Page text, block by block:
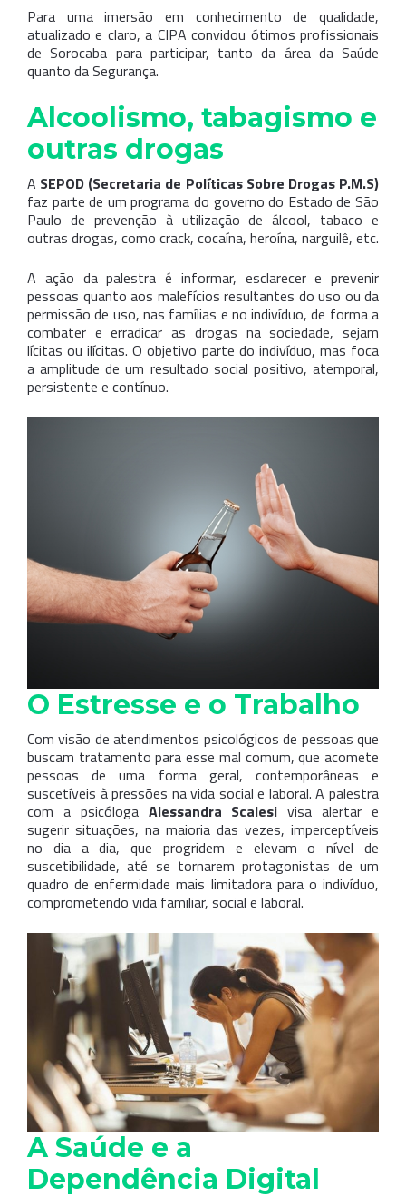
Para uma imersão em conhecimento de qualidade,
atualizado e claro, a CIPA convidou ótimos profissionais
de Sorocaba para participar, tanto da área da Saúde
quanto da Segurança.
Alcoolismo, tabagismo e
outras drogas
A SEPOD (Secretaria de Políticas Sobre Drogas P.M.S)
faz parte de um programa do governo do Estado de São
Paulo de prevenção à utilização de álcool, tabaco e
outras drogas, como crack, cocaína, heroína, narguilê, etc.
A ação da palestra é informar, esclarecer e prevenir
pessoas quanto aos malefícios resultantes do uso ou da
permissão de uso, nas famílias e no indivíduo, de forma a
combater e erradicar as drogas na sociedade, sejam
lícitas ou ilícitas. O objetivo parte do indivíduo, mas foca
a amplitude de um resultado social positivo, atemporal,
persistente e contínuo.
O Estresse e o Trabalho
Com visão de atendimentos psicológicos de pessoas que
buscam tratamento para esse mal comum, que acomete
pessoas de uma forma geral, contemporâneas e
suscetíveis à pressões na vida social e laboral. A palestra
com a psicóloga Alessandra Scalesi visa alertar e
sugerir situações, na maioria das vezes, imperceptíveis
no dia a dia, que progridem e elevam o nível de
suscetibilidade, até se tornarem protagonistas de um
quadro de enfermidade mais limitadora para o indivíduo,
comprometendo vida familiar, social e laboral.
A Saúde e a
Dependência Digital